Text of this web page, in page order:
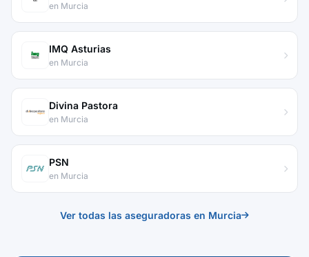
en Murcia
IMQ Asturias
en Murcia
Divina Pastora
en Murcia
PSN
en Murcia
Ver todas las aseguradoras en Murcia